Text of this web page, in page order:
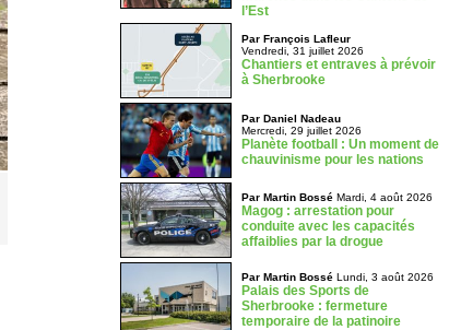
l’Est
Par François Lafleur
Vendredi, 31 juillet 2026
Chantiers et entraves à prévoir
à Sherbrooke
Par Daniel Nadeau
Mercredi, 29 juillet 2026
Planète football : Un moment de
chauvinisme pour les nations
Par Martin BosséMardi, 4 août 2026
Magog : arrestation pour
conduite avec les capacités
affaiblies par la drogue
Par Martin BosséLundi, 3 août 2026
Palais des Sports de
Sherbrooke : fermeture
temporaire de la patinoire